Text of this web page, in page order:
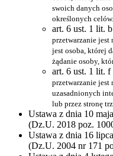
swoich danych
określonych celów.
art. 6 ust. 1 lit. b
przetwarzanie jest
jest osoba, której
żądanie osoby,
art. 6 ust. 1 lit. f
przetwarzanie
uzasadnionych
lub przez stronę
Ustawa z dnia 10
(Dz.U. 2018 poz.
Ustawa z dnia 16
(Dz.U. 2004 nr 171